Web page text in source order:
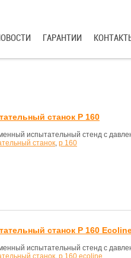
ГАРАНТИИ
станок P 160
испытательный стенд с
станок, p 160
станок P 160
испытательный стенд с
станок, p 160 ecoline